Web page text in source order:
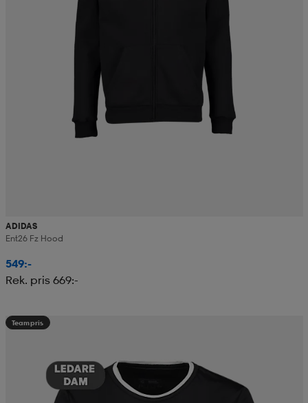
ADIDAS
Ent26 Fz Hood
549:-
Rek. pris 669:-
Teampris